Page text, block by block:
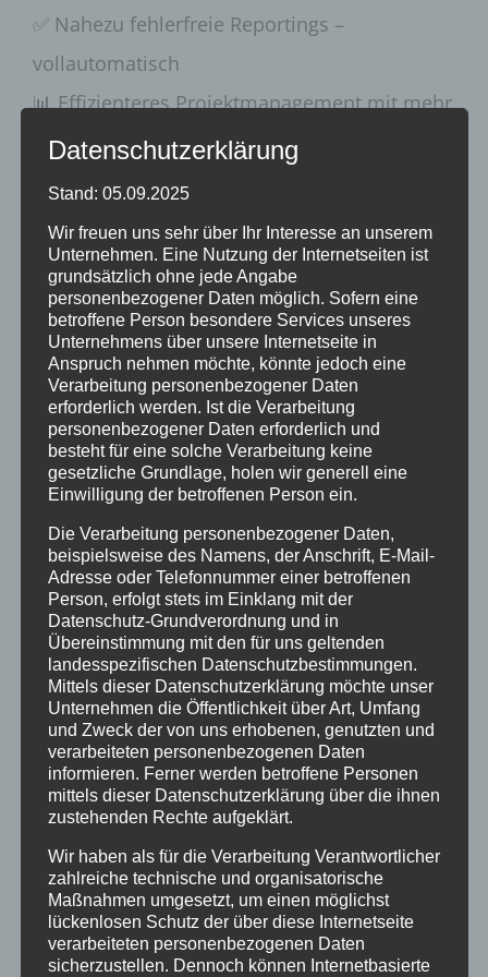
✅ Nahezu fehlerfreie Reportings –
vollautomatisch
📊 Effizienteres Projektmanagement mit mehr
Transparenz
Diese Fortschritte bedeuten auch für unsere
Kunden im Tourismus mehr Tempo, Qualität
und Planbarkeit. Künstliche Intelligenz im
Tourismus wirkt!
Unser Team ist der Schlüssel
Was uns besonders freut:Unser Team lebt
KI.
Wir haben alle Mitarbeitenden von Anfang an
aktiv eingebunden:
Workshops & Schulungen
Offene Austauschformate
Eigene KI-Teilprojekte
Wöchentliche Impulse mit unserem externen KI-
Coach
💡 Jeder bringt Ideen ein, testet Tools,
bewertet Ergebnisse. Diese Neugier und
Offenheit waren der entscheidende Faktor für
unseren Erfolg.
Datenschutzerklärung
Stand: 05.09.2025
Wir freuen uns sehr über Ihr Interesse an unserem
Unternehmen. Eine Nutzung der Internetseiten ist
grundsätzlich ohne jede Angabe
personenbezogener Daten möglich. Sofern eine
betroffene Person besondere Services unseres
Unternehmens über unsere Internetseite in
Anspruch nehmen möchte, könnte jedoch eine
Verarbeitung personenbezogener Daten
erforderlich werden. Ist die Verarbeitung
personenbezogener Daten erforderlich und
besteht für eine solche Verarbeitung keine
gesetzliche Grundlage, holen wir generell eine
Einwilligung der betroffenen Person ein.
Die Verarbeitung personenbezogener Daten,
beispielsweise des Namens, der Anschrift, E-Mail-
Adresse oder Telefonnummer einer betroffenen
Person, erfolgt stets im Einklang mit der
Datenschutz-Grundverordnung und in
Übereinstimmung mit den für uns geltenden
landesspezifischen Datenschutzbestimmungen.
Mittels dieser Datenschutzerklärung möchte unser
Unternehmen die Öffentlichkeit über Art, Umfang
und Zweck der von uns erhobenen, genutzten und
verarbeiteten personenbezogenen Daten
informieren. Ferner werden betroffene Personen
mittels dieser Datenschutzerklärung über die ihnen
zustehenden Rechte aufgeklärt.
Wir haben als für die Verarbeitung Verantwortlicher
zahlreiche technische und organisatorische
Maßnahmen umgesetzt, um einen möglichst
lückenlosen Schutz der über diese Internetseite
verarbeiteten personenbezogenen Daten
sicherzustellen. Dennoch können Internetbasierte